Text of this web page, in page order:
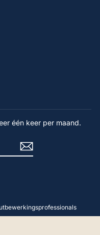
één keer per maand.
product: perfect. Hartelijk